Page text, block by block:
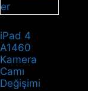
iPad 4
A1460
Kamera
Camı
Değişimi